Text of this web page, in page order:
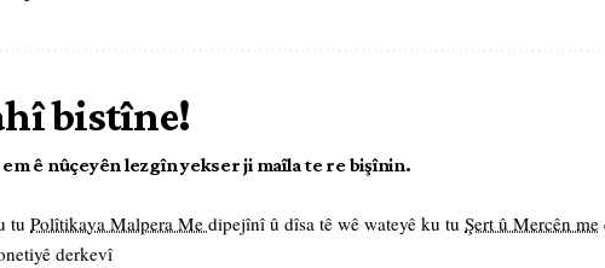
bistîne!
ê nûçeyên lezgîn yekser ji maîla te re bişînin.
tu Polîtikaya Malpera Me dipejînî û dîsa tê wê wateyê ku tu Şert û Mercên me
derkevî